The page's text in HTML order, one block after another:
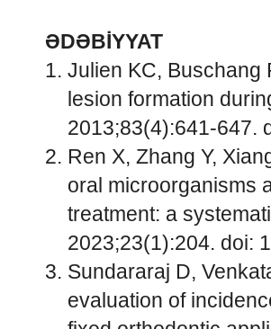
ƏDƏBİYYAT
Julien KC, Buschang
lesion formation
2013;83(4):641-647.
Ren X, Zhang Y,
oral microorganisms
treatment: a
2023;23(1):204. doi:
Sundararaj D,
evaluation of